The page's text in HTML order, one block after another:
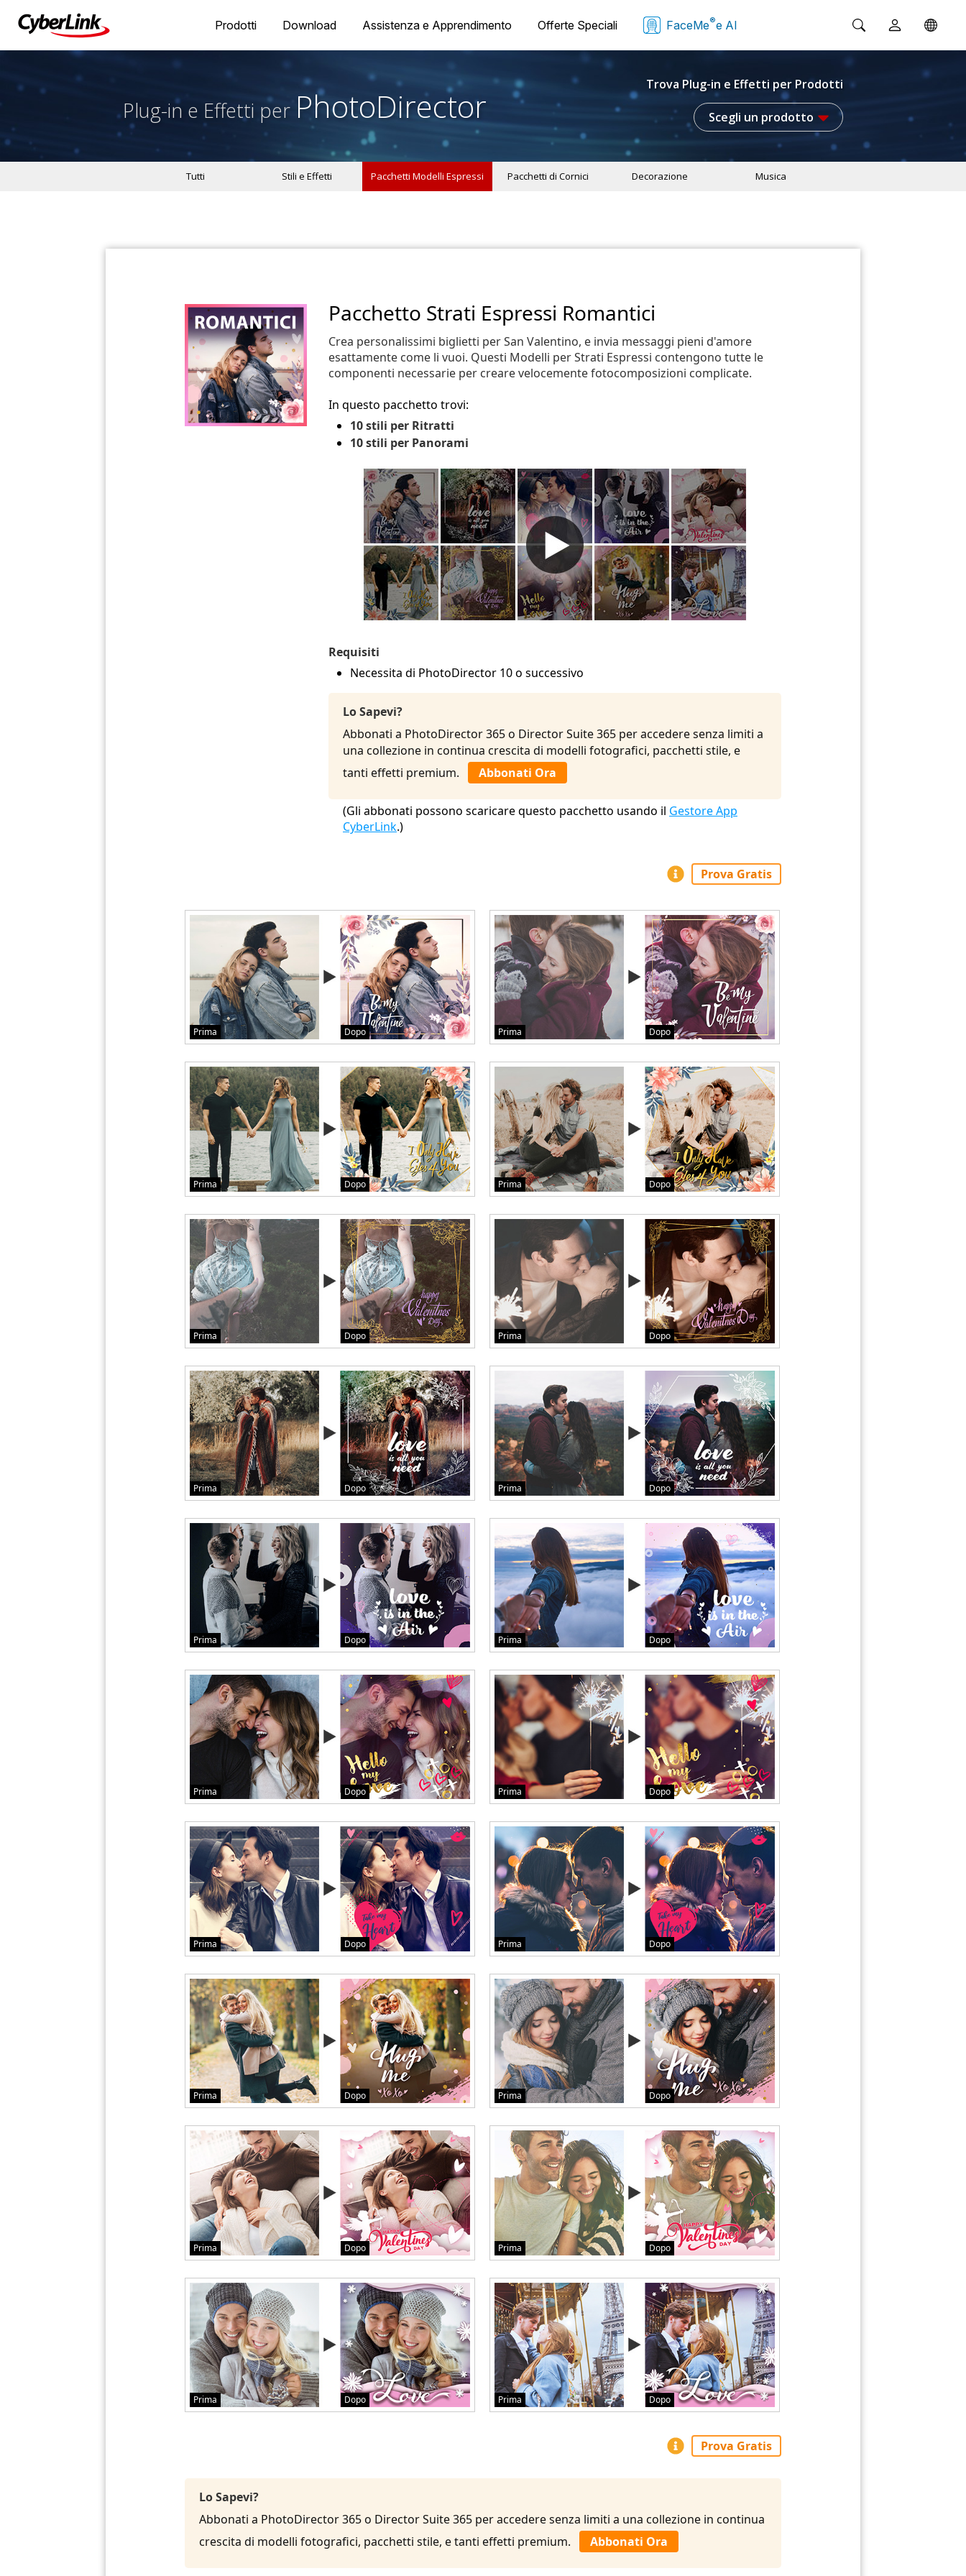
Prodotti Download Assistenza e Apprendimento Offerte Speciali FaceMe®e AI
Plug-in e Effetti per PhotoDirector
Trova Plug-in e Effetti per Prodotti
Scegli un prodotto
Tutti Stili e Effetti Pacchetti Modelli Espressi Pacchetti di Cornici Decorazione Musica
Pacchetto Strati Espressi Romantici
Crea personalissimi biglietti per San Valentino, e invia messaggi pieni d'amore
esattamente come li vuoi. Questi Modelli per Strati Espressi contengono tutte le
componenti necessarie per creare velocemente fotocomposizioni complicate.
In questo pacchetto trovi:
10 stili per Ritratti
10 stili per Panorami
Requisiti
Necessita di PhotoDirector 10 o successivo
Lo Sapevi?
Abbonati a PhotoDirector 365 o Director Suite 365 per accedere senza limiti a
una collezione in continua crescita di modelli fotografici, pacchetti stile, e
tanti effetti premium.
Abbonati Ora
(Gli abbonati possono scaricare questo pacchetto usando il Gestore App
CyberLink.)
Prova Gratis
Prima Dopo Prima Dopo
Prima Dopo Prima Dopo
Prima Dopo Prima Dopo
Prima Dopo Prima Dopo
Prima Dopo Prima Dopo
Prima Dopo Prima Dopo
Prima Dopo Prima Dopo
Prima Dopo Prima Dopo
Prima Dopo Prima Dopo
Prima Dopo Prima Dopo
Prova Gratis
Lo Sapevi?
Abbonati a PhotoDirector 365 o Director Suite 365 per accedere senza limiti a una collezione in continua
crescita di modelli fotografici, pacchetti stile, e tanti effetti premium.
Abbonati Ora